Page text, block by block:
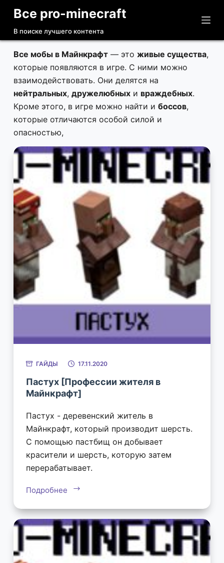
П
р
е
й
т
и
к
с
у
и
Все pro-minecraft
В поиске лучшего контента
Все мобы в Майнкрафт— это живые существа,
которые появляются в игре. С ними можно
взаимодействовать. Они делятся на
нейтральных, дружелюбныхи враждебных.
Кроме этого, в игре можно найти и боссов,
которые отличаются особой силой и
опасностью,
ГАЙДЫ 17.11.2020
Пастух [Профессии жителя в
Майнкрафт]
Пастух - деревенский житель в
Майнкрафт, который производит шерсть.
С помощью пастбищ он добывает
красители и шерсть, которую затем
перерабатывает.
Подробнее